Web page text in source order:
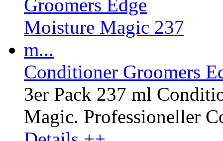
Conditioner Groomers
3er Pack 237 ml
Magic. Professioneller